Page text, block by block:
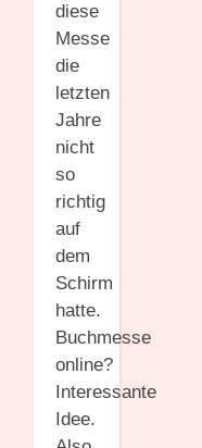
diese
Messe
die
letzten
Jahre
nicht
so
richtig
auf
dem
Schirm
hatte.
Buchmesse
online?
Interessante
Idee.